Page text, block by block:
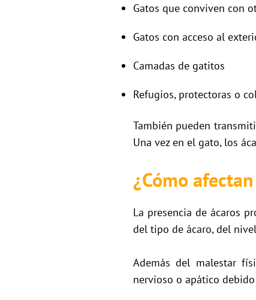
Gatos que conviven con
Gatos con acceso al
Camadas de gatitos
Refugios, protectoras o
También pueden
Una vez en el gato, los
¿Cómo
La presencia de ácaros
del tipo de ácaro, del
Además del malestar
nervioso o apático